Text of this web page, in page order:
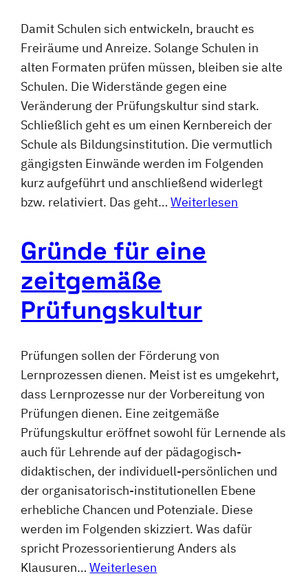
Damit Schulen sich entwickeln, braucht es
Freiräume und Anreize. Solange Schulen in
alten Formaten prüfen müssen, bleiben sie alte
Schulen. Die Widerstände gegen eine
Veränderung der Prüfungskultur sind stark.
Schließlich geht es um einen Kernbereich der
Schule als Bildungsinstitution. Die vermutlich
gängigsten Einwände werden im Folgenden
kurz aufgeführt und anschließend widerlegt
bzw. relativiert. Das geht…Weiterlesen
Gründe für eine
zeitgemäße
Prüfungskultur
Prüfungen sollen der Förderung von
Lernprozessen dienen. Meist ist es umgekehrt,
dass Lernprozesse nur der Vorbereitung von
Prüfungen dienen. Eine zeitgemäße
Prüfungskultur eröffnet sowohl für Lernende als
auch für Lehrende auf der pädagogisch-
didaktischen, der individuell-persönlichen und
der organisatorisch-institutionellen Ebene
erhebliche Chancen und Potenziale. Diese
werden im Folgenden skizziert. Was dafür
spricht Prozessorientierung Anders als
Klausuren…Weiterlesen